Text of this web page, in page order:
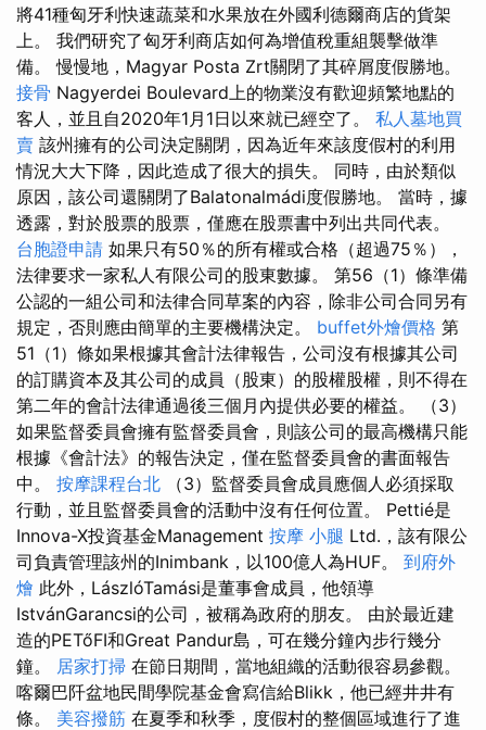
將41種匈牙利快速蔬菜和水果放在外國利德爾商店的貨架
上。 我們研究了匈牙利商店如何為增值稅重組襲擊做準
備。 慢慢地，Magyar Posta Zrt關閉了其碎屑度假勝地。
接骨 Nagyerdei Boulevard上的物業沒有歡迎頻繁地點的
客人，並且自2020年1月1日以來就已經空了。 私人墓地買
賣 該州擁有的公司決定關閉，因為近年來該度假村的利用
情況大大下降，因此造成了很大的損失。 同時，由於類似
原因，該公司還關閉了Balatonalmádi度假勝地。 當時，據
透露，對於股票的股票，僅應在股票書中列出共同代表。
台胞證申請 如果只有50％的所有權或合格（超過75％），
法律要求一家私人有限公司的股東數據。 第56（1）條準備
公認的一組公司和法律合同草案的內容，除非公司合同另有
規定，否則應由簡單的主要機構決定。 buffet外燴價格 第
51（1）條如果根據其會計法律報告，公司沒有根據其公司
的訂購資本及其公司的成員（股東）的股權股權，則不得在
第二年​​的會計法律通過後三個月內提供必要的權益。 （3）
如果監督委員會擁有監督委員會，則該公司的最高機構只能
根據《會計法》的報告決定，僅在監督委員會的書面報告
中。 按摩課程台北 （3）監督委員會成員應個人必須採取
行動，並且監督委員會的活動中沒有任何位置。 Pettié是
Innova-X投資基金Management 按摩 小腿 Ltd.，該有限公
司負責管理該州的Inimbank，以100億人為HUF。 到府外
燴 此外，LászlóTamási是董事會成員，他領導
IstvánGarancsi的公司，被稱為政府的朋友。 由於最近建
造的PETőFI和Great Pandur島，可在幾分鐘內步行幾分
鐘。 居家打掃 在節日期間，當地組織的活動很容易參觀。
喀爾巴阡盆地民間學院基金會寫信給Blikk，他已經井井有
條。 美容撥筋 在夏季和秋季，度假村的整個區域進行了進